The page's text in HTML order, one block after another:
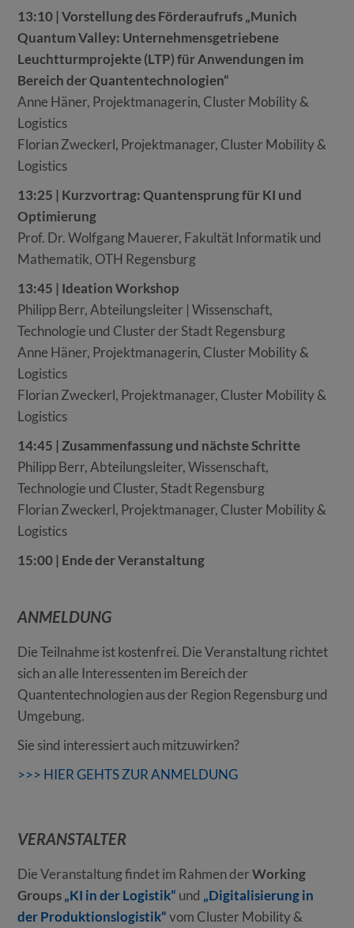
13:10 | Vorstellung des Förderaufrufs „Munich
Quantum Valley: Unternehmensgetriebene
Leuchtturmprojekte (LTP) für Anwendungen im
Bereich der Quantentechnologien“
Anne Häner, Projektmanagerin, Cluster Mobility &
Logistics
Florian Zweckerl, Projektmanager, Cluster Mobility &
Logistics
13:25 | Kurzvortrag: Quantensprung für KI und
Optimierung
Prof. Dr. Wolfgang Mauerer, Fakultät Informatik und
Mathematik, OTH Regensburg
13:45 | Ideation Workshop
Philipp Berr, Abteilungsleiter | Wissenschaft,
Technologie und Cluster der Stadt Regensburg
Anne Häner, Projektmanagerin, Cluster Mobility &
Logistics
Florian Zweckerl, Projektmanager, Cluster Mobility &
Logistics
14:45 | Zusammenfassung und nächste Schritte
Philipp Berr, Abteilungsleiter, Wissenschaft,
Technologie und Cluster, Stadt Regensburg
Florian Zweckerl, Projektmanager, Cluster Mobility &
Logistics
15:00 | Ende der Veranstaltung
ANMELDUNG
Die Teilnahme ist kostenfrei. Die Veranstaltung richtet
sich an alle Interessenten im Bereich der
Quantentechnologien aus der Region Regensburg und
Umgebung.
Sie sind interessiert auch mitzuwirken?
>>> HIER GEHTS ZUR ANMELDUNG
VERANSTALTER
Die Veranstaltung findet im Rahmen derWorking
Groups„KI in der Logistik“ und „Digitalisierung in
der Produktionslogistik“vom Cluster Mobility &